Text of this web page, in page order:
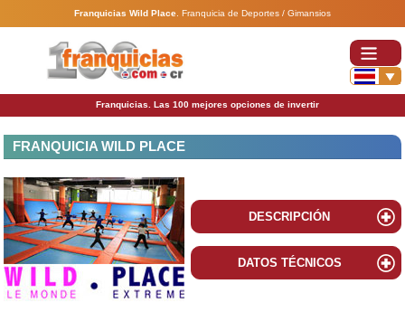
Franquicias Wild Place Franquicia de Deportes / Gimansios
Franquicias. Las 100 mejores opciones de invertir
FRANQUICIA WILD PLACE
DESCRIPCIÓN
DATOS TÉCNICOS